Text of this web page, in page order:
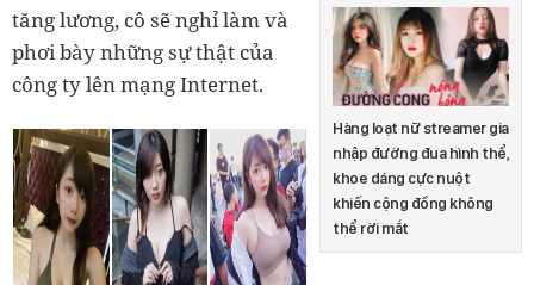
Hàng loạt nữ streamer gia
nhập đường đua hình thể,
khoe dáng cực nuột
khiến cộng đồng không
thể rời mắt
tăng lương, cô sẽ nghỉ làm và
phơi bày những sự thật của
công ty lên mạng Internet.